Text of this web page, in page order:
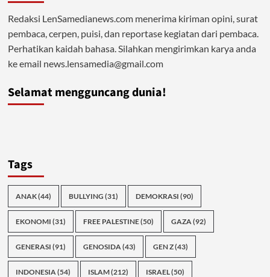
Redaksi LenSamedianews.com menerima kiriman opini, surat
pembaca, cerpen, puisi, dan reportase kegiatan dari pembaca.
Perhatikan kaidah bahasa. Silahkan mengirimkan karya anda
ke email news.lensamedia@gmail.com
Selamat mengguncang dunia!
Tags
ANAK(44) BULLYING (31) DEMOKRASI (90)
EKONOMI (31) FREE PALESTINE(50) GAZA(92)
GENERASI (91) GENOSIDA(43) GEN Z(43)
INDONESIA(54) ISLAM(212) ISRAEL(50)